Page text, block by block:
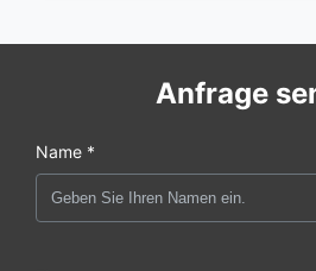
Anfrage
Name *